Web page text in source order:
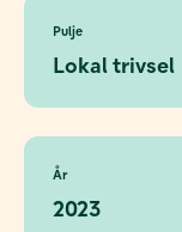
Pulje
Lokal trivsel
År
2023